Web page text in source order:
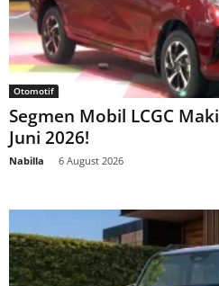
Otomotif
Segmen Mobil LCGC
Juni 2026!
Nabilla 6 August 2026